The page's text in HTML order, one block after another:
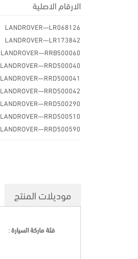
الارقام الاصلية
LANDROVER—LR068126
LANDROVER—LR173842
LANDROVER—RRB500060
LANDROVER—RRD500040
LANDROVER—RRD500041
LANDROVER—RRD500042
LANDROVER—RRD500290
LANDROVER—RRD500510
LANDROVER—RRD500590
موديلات المنتج
فئة ماركة السيارة: